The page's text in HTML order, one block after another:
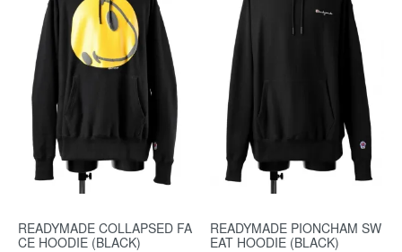
READYMADE COLLAPSED FA
CE HOODIE (BLACK)
READYMADE PIONCHAM SW
EAT HOODIE (BLACK)